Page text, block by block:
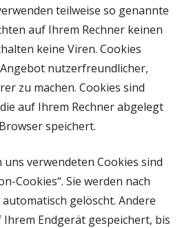
teilweise so genannte
auf Ihrem Rechner keinen
keine Viren. Cookies
nutzerfreundlicher,
zu machen. Cookies sind
auf Ihrem Rechner abgelegt
speichert.
uns verwendeten Cookies sind
Cookies“. Sie werden nach
gelöscht. Andere
Endgerät gespeichert, bis